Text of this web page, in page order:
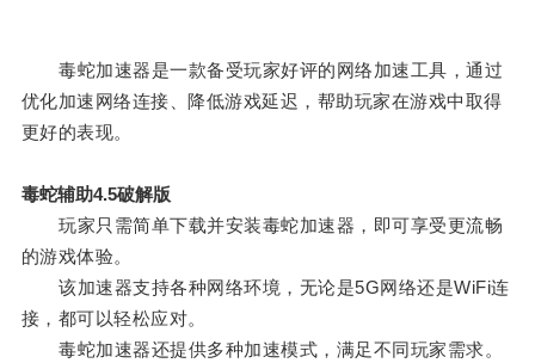
毒蛇加速器是一款备受玩家好评的网络加速工具，通过
优化加速网络连接、降低游戏延迟，帮助玩家在游戏中取得
更好的表现。
毒蛇辅助4.5破解版
玩家只需简单下载并安装毒蛇加速器，即可享受更流畅
的游戏体验。
该加速器支持各种网络环境，无论是5G网络还是WiFi连
接，都可以轻松应对。
毒蛇加速器还提供多种加速模式，满足不同玩家需求。